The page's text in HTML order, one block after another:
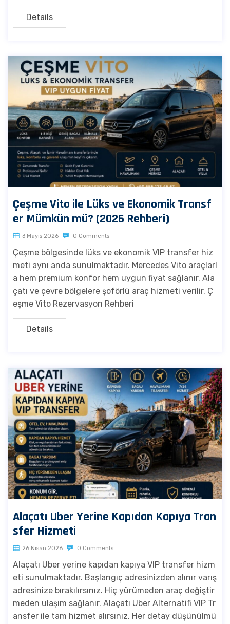
Details
Çeşme Vito ile Lüks ve Ekonomik Transf
er Mümkün mü? (2026 Rehberi)
3 Mayıs 2026 0 Comments
Çeşme bölgesinde lüks ve ekonomik VIP transfer hiz
meti aynı anda sunulmaktadır. Mercedes Vito araçlarl
a hem premium konfor hem uygun fiyat sağlanır. Ala
çatı ve çevre bölgelere şoförlü araç hizmeti verilir. Ç
eşme Vito Rezervasyon Rehberi
Details
Alaçatı Uber Yerine Kapıdan Kapıya Tran
sfer Hizmeti
26 Nisan 2026 0 Comments
Alaçatı Uber yerine kapıdan kapıya VIP transfer hizm
eti sunulmaktadır. Başlangıç adresinizden alınır varış
adresinize bırakılırsınız. Hiç yürümeden araç değiştir
meden ulaşım sağlanır. Alaçatı Uber Alternatifi VIP Tr
ansfer ile tam hizmet alırsınız. Her detay düşünülmü